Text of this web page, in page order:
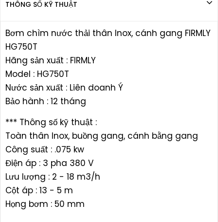
THÔNG SỐ KỸ THUẬT
Bơm chìm nước thải thân Inox, cánh gang FIRMLY
HG750T
Hãng sản xuất : FIRMLY
Model : HG750T
Nước sản xuất : Liên doanh Ý
Bảo hành : 12 tháng
*** Thông số kỹ thuật :
Toàn thân Inox, buồng gang, cánh bằng gang
Công suất : .075 kw
Điện áp : 3 pha 380 V
Lưu lượng : 2 - 18 m3/h
Cột áp : 13 - 5 m
Họng bơm : 50 mm